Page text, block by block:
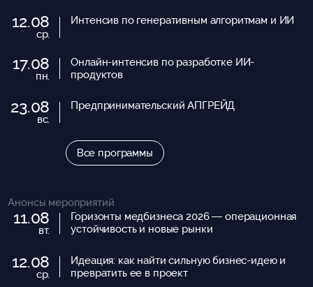
12.08
ср.
Интенсив по генеративным алгоритмам и ИИ
17.08
пн.
Онлайн-интенсив по разработке ИИ-
продуктов
23.08
вс.
Предпринимательский АПГРЕЙД
Все программы
Анонсы мероприятий
11.08
вт.
Горизонты медбизнеса 2026 — операционная
устойчивость и новые рынки
12.08
ср.
Идеация: как найти сильную бизнес-идею и
превратить ее в проект